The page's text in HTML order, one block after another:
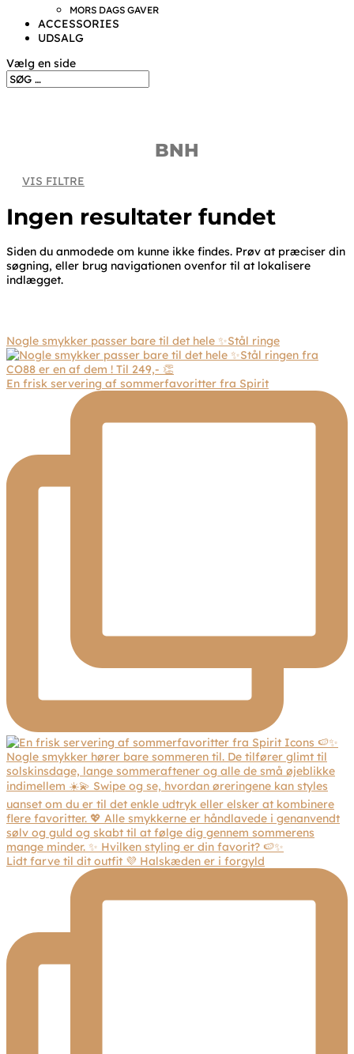
MORS DAGS GAVER
ACCESSORIES
UDSALG
Vælg en side
BNH
VIS FILTRE
Ingen resultater fundet
Siden du anmodede om kunne ikke findes. Prøv at præciser din
søgning, eller brug navigationen ovenfor til at lokalisere
indlægget.
Nogle smykker passer bare til det hele ✨Stål ringe
En frisk servering af sommerfavoritter fra Spirit
Lidt farve til dit outfit 💜 Halskæden er i forgyld